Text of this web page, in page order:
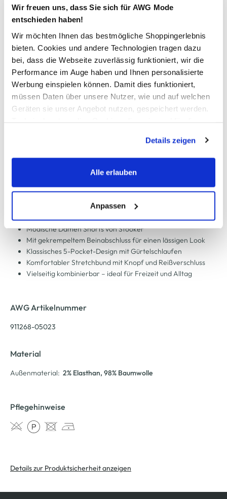
Wir freuen uns, dass Sie sich für AWG Mode
entschieden haben!
Wir möchten Ihnen das bestmögliche Shoppingerlebnis
bieten. Cookies und andere Technologien tragen dazu
bei, dass die Webseite zuverlässig funktioniert, wir die
Performance im Auge haben und Ihnen personalisierte
Werbung einspielen können. Damit dies funktioniert,
müssen Daten über unsere Nutzer, wie und auf welchen
Geräten sie unser Angebot nutzen, gespeichert werden.
werden, werden bei der Nutzung der Webseite auf jeden
Fall gesetzt. Cookies von Drittanbietern für Analyse- oder
Trackingzwecke werden nur dann aktiviert, wenn Sie das
erlauben" bzw. "Alle erlauben" klicken. Mehr dazu
(einschließlich der Möglichkeit, die Einwilligungserklärung
zu ändern oder zu widerrufen) erfahren Sie in unserem
Cookie-Hinweisbzw. derDatenschutzerklärung.
Details zeigen
Alle erlauben
Anpassen
In den Warenkorb
Schneller DHL Versand: in 1–3 Werktagen
Kostenfreie Rücksendung innerhalb 14 Tage
Zur Wunschliste hinzufügen
Modische Damen Shorts von Stooker
Mit gekrempeltem Beinabschluss für einen lässigen Look
Klassisches 5-Pocket-Design mit Gürtelschlaufen
Komfortabler Stretchbund mit Knopf und Reißverschluss
Vielseitig kombinierbar – ideal für Freizeit und Alltag
AWG Artikelnummer
911268-05023
Material
Außenmaterial: 2% Elasthan, 98% Baumwolle
Pflegehinweise
Details zur Produktsicherheit anzeigen